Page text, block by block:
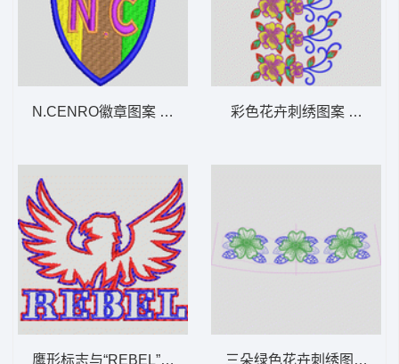
N.CENRO徽章图案 章仔
鹰形标志与“REBEL”字样 章仔
彩色花卉刺绣图案 朵花条
三朵绿色花卉刺绣图案 朵